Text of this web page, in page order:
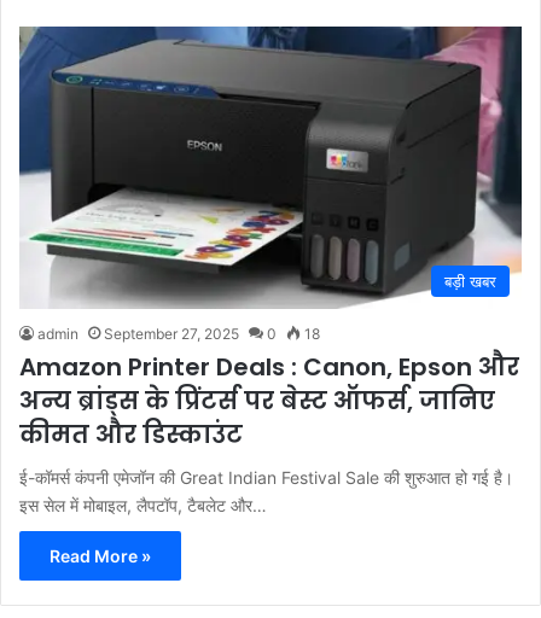
बड़ी खबर
admin September 27, 2025 0 18
Amazon Printer Deals : Canon, Epson और
अन्य ब्रांड्स के प्रिंटर्स पर बेस्ट ऑफर्स, जानिए
कीमत और डिस्काउंट
ई-कॉमर्स कंपनी एमेजॉन की Great Indian Festival Sale की शुरुआत हो गई है।
इस सेल में मोबाइल, लैपटॉप, टैबलेट और…
Read More »